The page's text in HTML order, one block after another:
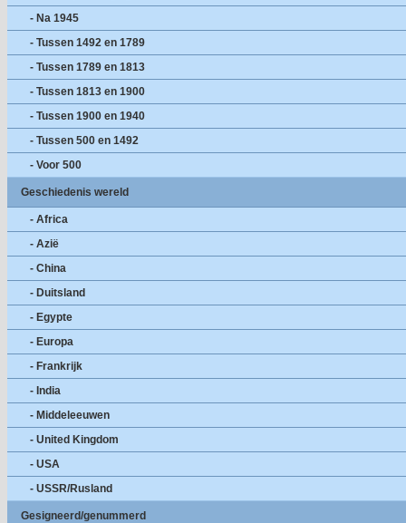
- Na 1945
- Tussen 1492 en 1789
- Tussen 1789 en 1813
- Tussen 1813 en 1900
- Tussen 1900 en 1940
- Tussen 500 en 1492
- Voor 500
Geschiedenis wereld
- Africa
- Azië
- China
- Duitsland
- Egypte
- Europa
- Frankrijk
- India
- Middeleeuwen
- United Kingdom
- USA
- USSR/Rusland
Gesigneerd/genummerd